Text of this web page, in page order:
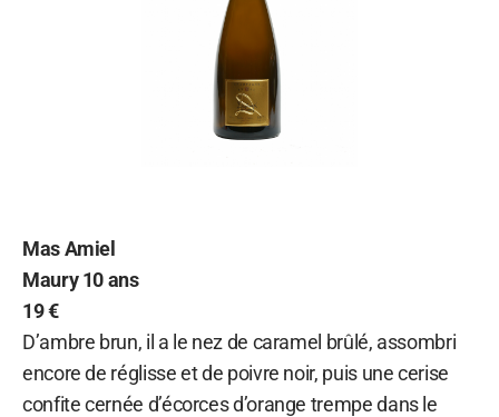
Mas Amiel
Maury 10 ans
19 €
D’ambre brun, il a le nez de caramel brûlé, assombri
encore de réglisse et de poivre noir, puis une cerise
confite cernée d’écorces d’orange trempe dans le